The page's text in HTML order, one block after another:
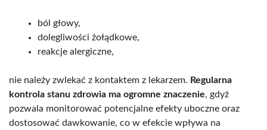
ból głowy,
dolegliwości żołądkowe,
reakcje alergiczne,
nie należy zwlekać z kontaktem z lekarzem. Regularna
kontrola stanu zdrowia ma ogromne znaczenie, gdyż
pozwala monitorować potencjalne efekty uboczne oraz
dostosować dawkowanie, co w efekcie wpływa na